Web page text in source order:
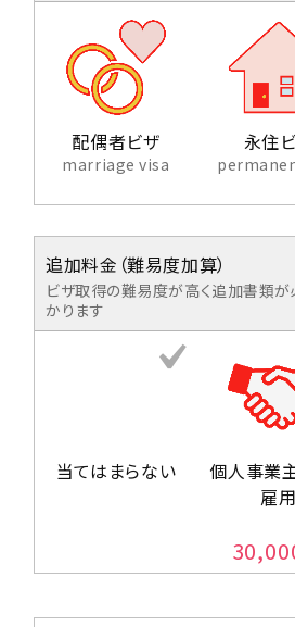
配偶者ビザ
marriage visa
永住
追加料金（難易度加算）
ビザ取得の難易度が高く追加書類
かります
当てはまらない
個人事業
雇用